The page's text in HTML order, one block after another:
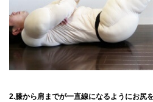
2.膝から肩までが一直線になるようにお尻